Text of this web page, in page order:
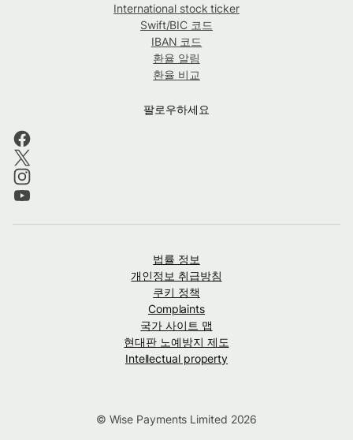
International stock ticker
Swift/BIC 코드
IBAN 코드
환율 알림
환율 비교
팔로우하세요
법률 정보
개인정보 취급방침
쿠키 정책
Complaints
국가 사이트 맵
현대판 노예방지 제도
Intellectual property
© Wise Payments Limited 2026